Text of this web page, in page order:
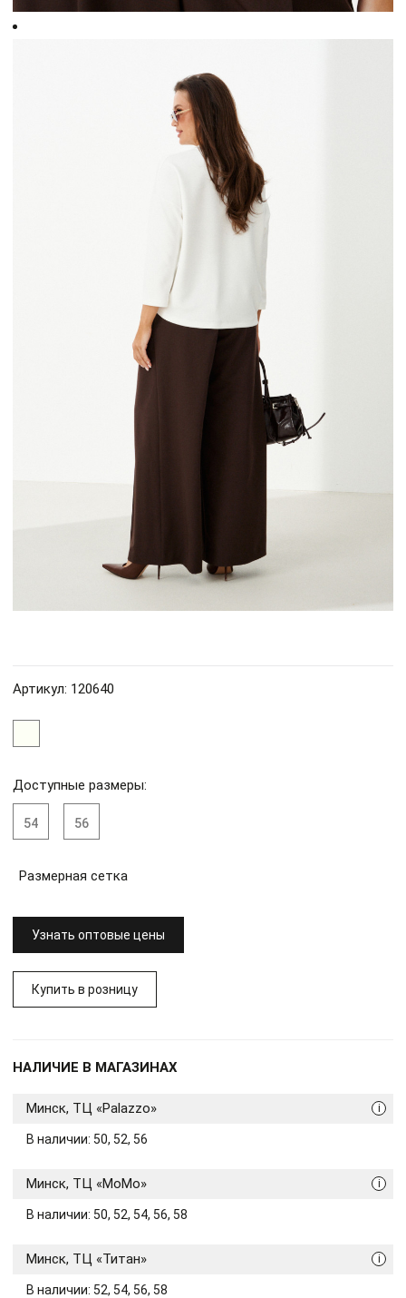
Артикул: 120640
Доступные размеры:
54 56
Размерная сетка
Узнать оптовые цены
Купить в розницу
НАЛИЧИЕ В МАГАЗИНАХ
i
Минск, ТЦ «Palazzo»
В наличии: 50, 52, 56
i
Минск, ТЦ «МоМо»
В наличии: 50, 52, 54, 56, 58
i
Минск, ТЦ «Титан»
В наличии: 52, 54, 56, 58